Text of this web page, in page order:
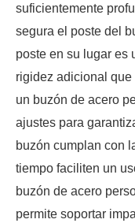
suficientemente
segura el poste del
poste en su lugar es
rigidez adicional
un buzón de acero
ajustes para
buzón cumplan con
tiempo faciliten un
buzón de acero
permite soportar